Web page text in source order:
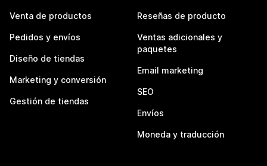
Venta de productos
Pedidos y envíos
Diseño de tiendas
Marketing y conversión
Gestión de tiendas
Reseñas de producto
Ventas adicionales y
paquetes
Email marketing
SEO
Envíos
Moneda y traducción